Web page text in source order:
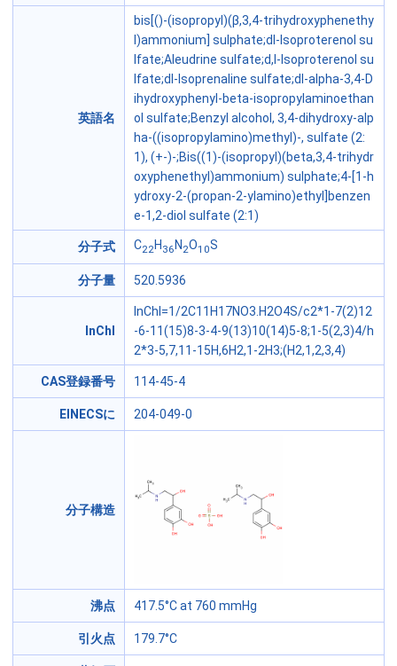
英語名
bis[()-(isopropyl)(β,3,4-trihydroxyphenethy
l)ammonium] sulphate;dl-Isoproterenol su
lfate;Aleudrine sulfate;d,l-Isoproterenol su
lfate;dl-Isoprenaline sulfate;dl-alpha-3,4-D
ihydroxyphenyl-beta-isopropylaminoethan
ol sulfate;Benzyl alcohol, 3,4-dihydroxy-alp
ha-((isopropylamino)methyl)-, sulfate (2:
1), (+-)-;Bis((1)-(isopropyl)(beta,3,4-trihydr
oxyphenethyl)ammonium) sulphate;4-[1-h
ydroxy-2-(propan-2-ylamino)ethyl]benzen
e-1,2-diol sulfate (2:1)
分子式 C22H 36 N 2O10S
分子量 520.5936
InChI
InChI=1/2C11H17NO3.H2O4S/c2*1-7(2)12
-6-11(15)8-3-4-9(13)10(14)5-8;1-5(2,3)4/h
2*3-5,7,11-15H,6H2,1-2H3;(H2,1,2,3,4)
CAS登録番号 114-45-4
EINECSに 204-049-0
分子構造
沸点 417.5°C at 760 mmHg
引火点 179.7°C